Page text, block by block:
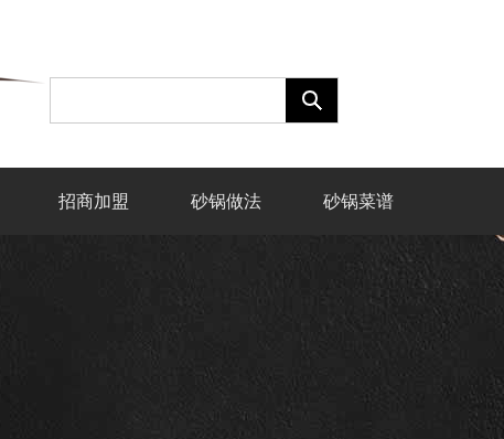
招商加盟 砂锅做法 砂锅菜谱